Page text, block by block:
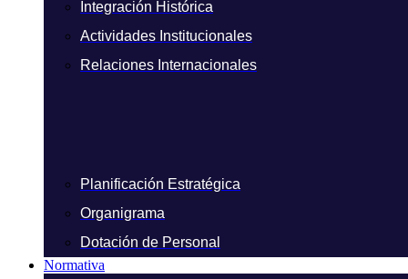
Integración Histórica
Actividades Institucionales
Relaciones Internacionales
Planificación Estratégica
Organigrama
Dotación de Personal
Normativa